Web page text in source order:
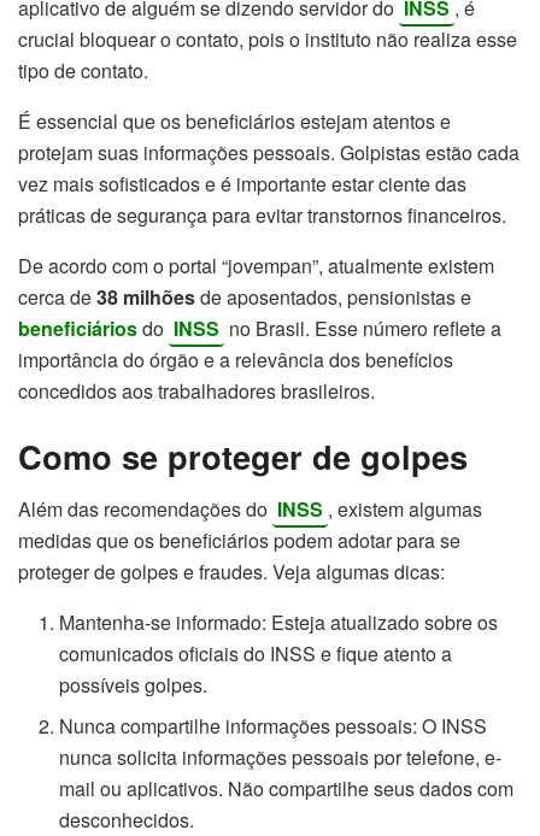
aplicativo de alguém se dizendo servidor do INSS , é
crucial bloquear o contato, pois o instituto não realiza esse
tipo de contato.
É essencial que os beneficiários estejam atentos e
protejam suas informações pessoais. Golpistas estão cada
vez mais sofisticados e é importante estar ciente das
práticas de segurança para evitar transtornos financeiros.
De acordo com o portal “jovempan”, atualmente existem
cerca de38 milhõesde aposentados, pensionistas e
beneficiáriosdo INSS no Brasil. Esse número reflete a
importância do órgão e a relevância dos benefícios
concedidos aos trabalhadores brasileiros.
Como se proteger de golpes
Além das recomendações do INSS , existem algumas
medidas que os beneficiários podem adotar para se
proteger de golpes e fraudes. Veja algumas dicas:
Mantenha-se informado: Esteja atualizado sobre os
comunicados oficiais do INSS e fique atento a
possíveis golpes.
Nunca compartilhe informações pessoais: O INSS
nunca solicita informações pessoais por telefone, e-
mail ou aplicativos. Não compartilhe seus dados com
desconhecidos.